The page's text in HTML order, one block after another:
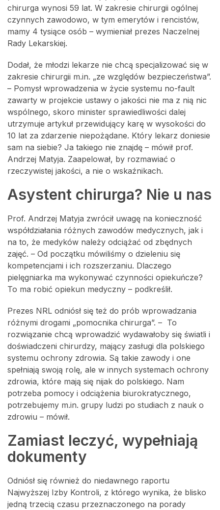
chirurga wynosi 59 lat. W zakresie chirurgii ogólnej
czynnych zawodowo, w tym emerytów i rencistów,
mamy 4 tysiące osób – wymieniał prezes Naczelnej
Rady Lekarskiej.
Dodał, że młodzi lekarze nie chcą specjalizować się w
zakresie chirurgii m.in. „ze względów bezpieczeństwa”.
– Pomysł wprowadzenia w życie systemu no-fault
zawarty w projekcie ustawy o jakości nie ma z nią nic
wspólnego, skoro minister sprawiedliwości dalej
utrzymuje artykuł przewidujący karę w wysokości do
10 lat za zdarzenie niepożądane. Który lekarz doniesie
sam na siebie? Ja takiego nie znajdę – mówił prof.
Andrzej Matyja. Zaapelował, by rozmawiać o
rzeczywistej jakości, a nie o wskaźnikach.
Asystent chirurga? Nie u nas
Prof. Andrzej Matyja zwrócił uwagę na konieczność
współdziałania różnych zawodów medycznych, jak i
na to, że medyków należy odciążać od zbędnych
zajęć. – Od początku mówiliśmy o dzieleniu się
kompetencjami i ich rozszerzaniu. Dlaczego
pielęgniarka ma wykonywać czynności opiekuńcze?
To ma robić opiekun medyczny – podkreślił.
Prezes NRL odniósł się też do prób wprowadzania
różnymi drogami „pomocnika chirurga”. – To
rozwiązanie chcą wprowadzić wydawałoby się światli i
doświadczeni chirurdzy, mający zasługi dla polskiego
systemu ochrony zdrowia. Są takie zawody i one
spełniają swoją rolę, ale w innych systemach ochrony
zdrowia, które mają się nijak do polskiego. Nam
potrzeba pomocy i odciążenia biurokratycznego,
potrzebujemy m.in. grupy ludzi po studiach z nauk o
zdrowiu – mówił.
Zamiast leczyć, wypełniają
dokumenty
Odniósł się również do niedawnego raportu
Najwyższej Izby Kontroli, z którego wynika, że blisko
jedną trzecią czasu przeznaczonego na porady